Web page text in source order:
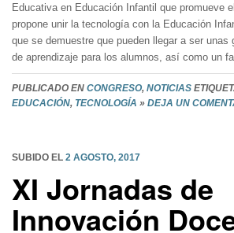
Educativa en Educación Infantil que promueve
propone unir la tecnología con la Educación
que se demuestre que pueden llegar a ser unas
de aprendizaje para los alumnos, así como un
PUBLICADO EN CONGRESO, NOTICIAS
EDUCACIÓN, TECNOLOGÍA » DEJA UN
SUBIDO EL 2 AGOSTO, 2017
XI Jornadas de
Innovación